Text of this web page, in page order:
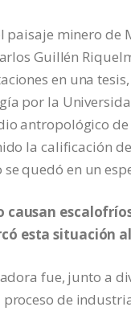
minero de
Guillén
en una
por la
antropológico
la calificación
quedó en un
esta situación
fue, junto a
proceso de